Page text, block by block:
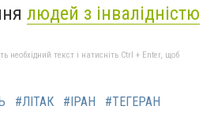
людей з інвалідністю
необхідний текст і натисніть Ctrl + Enter, щоб
#ЛІТАК #ІРАН
#ТЕГЕРАН